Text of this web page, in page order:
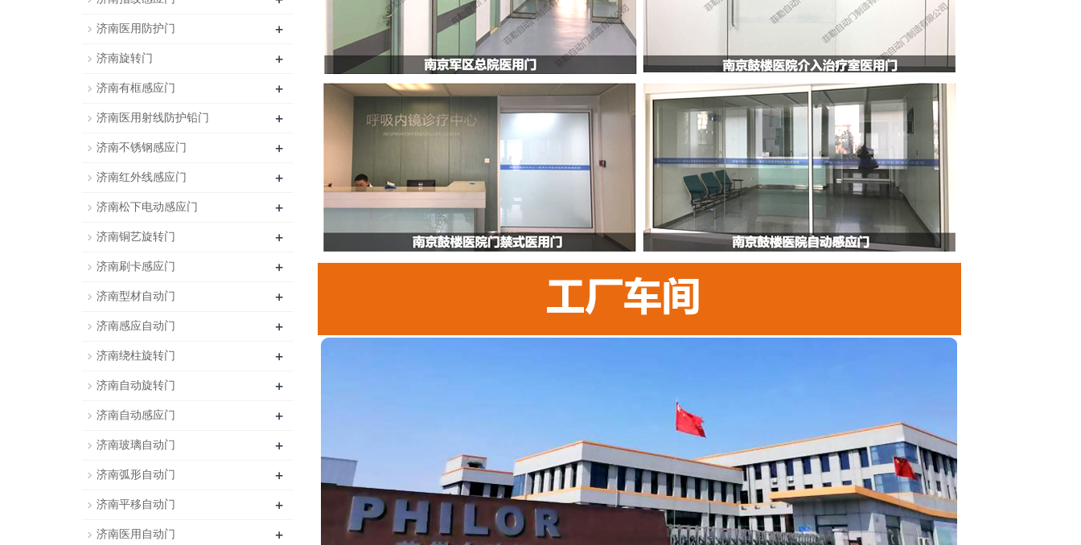
济南医用防护门 +
济南旋转门 +
济南有框感应门 +
济南医用射线防护铅门 +
济南不锈钢感应门 +
济南红外线感应门 +
济南松下电动感应门 +
济南铜艺旋转门 +
济南刷卡感应门 +
济南型材自动门 +
济南感应自动门 +
济南绕柱旋转门 +
济南自动旋转门 +
济南自动感应门 +
济南玻璃自动门 +
济南弧形自动门 +
济南平移自动门 +
济南医用自动门 +